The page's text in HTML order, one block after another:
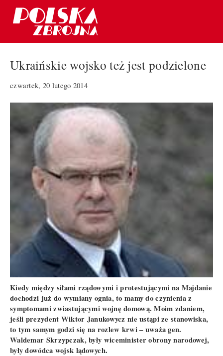
Ukraińskie wojsko też jest podzielone
czwartek, 20 lutego 2014
Kiedy między siłami rządowymi i protestującymi na Majdanie
dochodzi już do wymiany ognia, to mamy do czynienia z
symptomami zwiastującymi wojnę domową. Moim zdaniem,
jeśli prezydent Wiktor Janukowycz nie ustąpi ze stanowiska,
to tym samym godzi się na rozlew krwi – uważa gen.
Waldemar Skrzypczak, były wiceminister obrony narodowej,
były dowódca wojsk lądowych.